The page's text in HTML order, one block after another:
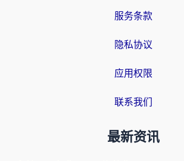
服务条款
隐私协议
应用权限
联系我们
最新资讯